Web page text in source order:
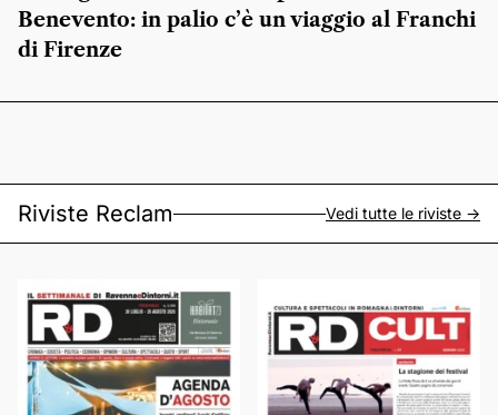
Benevento: in palio c’è un viaggio al Franchi
di Firenze
Riviste Reclam Vedi tutte le riviste ->